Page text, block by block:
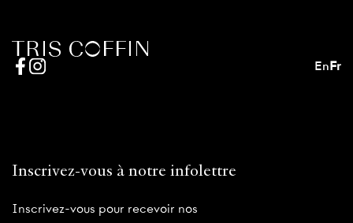
En Fr
Inscrivez-vous à notre infolettre
Inscrivez-vous pour recevoir nos